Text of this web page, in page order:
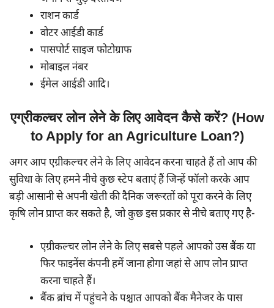
राशन कार्ड
वोटर आईडी कार्ड
पासपोर्ट साइज फोटोग्राफ
मोबाइल नंबर
ईमेल आईडी आदि।
एग्रीकल्चर लोन लेने के लिए आवेदन कैसे करें? (How
to Apply for an Agriculture Loan?)
अगर आप एग्रीकल्चर लेने के लिए आवेदन करना चाहते हैं तो आप की
सुविधा के लिए हमने नीचे कुछ स्टेप बताएं हैं जिन्हें फॉलो करके आप
बड़ी आसानी से अपनी खेती की दैनिक जरूरतों को पूरा करने के लिए
कृषि लोन प्राप्त कर सकते है, जो कुछ इस प्रकार से नीचे बताए गए है-
एग्रीकल्चर लोन लेने के लिए सबसे पहले आपको उस बैंक या
फिर फाइनेंस कंपनी हमें जाना होगा जहां से आप लोन प्राप्त
करना चाहते हैं।
बैंक ब्रांच में पहुंचने के पश्चात आपको बैंक मैनेजर के पास